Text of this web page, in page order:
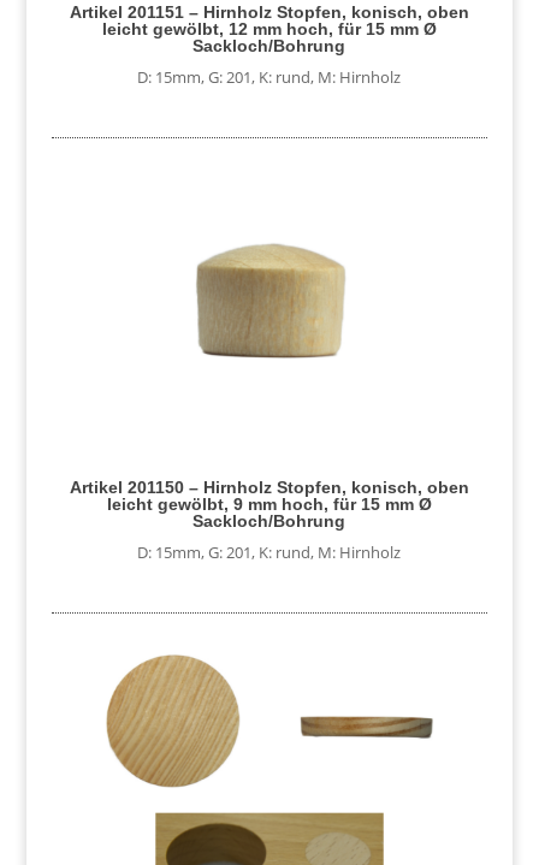
Artikel 201151 – Hirnholz Stopfen, konisch, oben
leicht gewölbt, 12 mm hoch, für 15 mm Ø
Sackloch/Bohrung
D: 15mm,G: 201, K: rund, M: Hirnholz
Artikel 201150 – Hirnholz Stopfen, konisch, oben
leicht gewölbt, 9 mm hoch, für 15 mm Ø
Sackloch/Bohrung
D: 15mm,G: 201, K: rund, M: Hirnholz